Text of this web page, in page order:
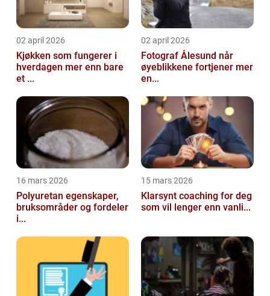
02 april 2026
Kjøkken som fungerer i
hverdagen mer enn bare
et ...
02 april 2026
Fotograf Ålesund når
øyeblikkene fortjener mer
en...
16 mars 2026
Polyuretan egenskaper,
bruksområder og fordeler
i...
15 mars 2026
Klarsynt coaching for deg
som vil lenger enn vanli...